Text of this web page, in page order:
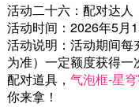
活动二十六：配对达人
活动时间：2026年5月
活动说明：活动期间
为准）一定额度获得
配对道具， 气泡框-星
你来拿！